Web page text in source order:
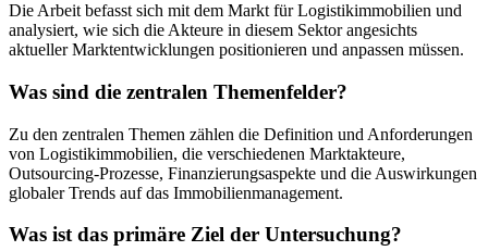
Die Arbeit befasst sich mit dem Markt für Logistikimmobilien und
analysiert, wie sich die Akteure in diesem Sektor angesichts
aktueller Marktentwicklungen positionieren und anpassen müssen.
Was sind die zentralen Themenfelder?
Zu den zentralen Themen zählen die Definition und Anforderungen
von Logistikimmobilien, die verschiedenen Marktakteure,
Outsourcing-Prozesse, Finanzierungsaspekte und die Auswirkungen
globaler Trends auf das Immobilienmanagement.
Was ist das primäre Ziel der Untersuchung?